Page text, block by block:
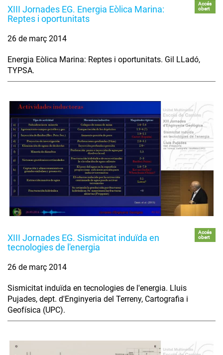
XIII Jornades EG. Energia Eòlica Marina:
Reptes i oportunitats
Accés
obert
26 de març 2014
Energia Eòlica Marina: Reptes i oportunitats. Gil LLadó,
TYPSA.
XIII Jornades EG. Sismicitat induïda en
tecnologies de l'energia
Accés
obert
26 de març 2014
Sismicitat induïda en tecnologies de l'energia. Lluis
Pujades, dept. d'Enginyeria del Terreny, Cartografia i
Geofísica (UPC).